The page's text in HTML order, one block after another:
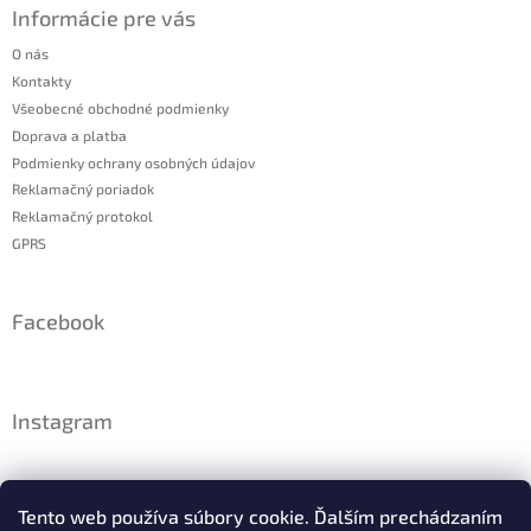
Tento web používa súbory cookie. Ďalším prechádzaním
Informácie pre vás
O nás
Kontakty
Všeobecné obchodné podmienky
Doprava a platba
Podmienky ochrany osobných údajov
Reklamačný poriadok
Reklamačný protokol
GPRS
Facebook
Instagram